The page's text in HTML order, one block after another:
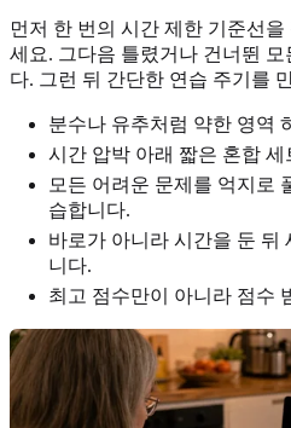
먼저 한 번의 시간 제한 기준선
세요. 그다음 틀렸거나 건너뛴
다. 그런 뒤 간단한 연습 주기를
분수나 유추처럼 약한 영역
시간 압박 아래 짧은 혼합
모든 어려운 문제를 억지로
습합니다.
바로가 아니라 시간을 둔 뒤
니다.
최고 점수만이 아니라 점수